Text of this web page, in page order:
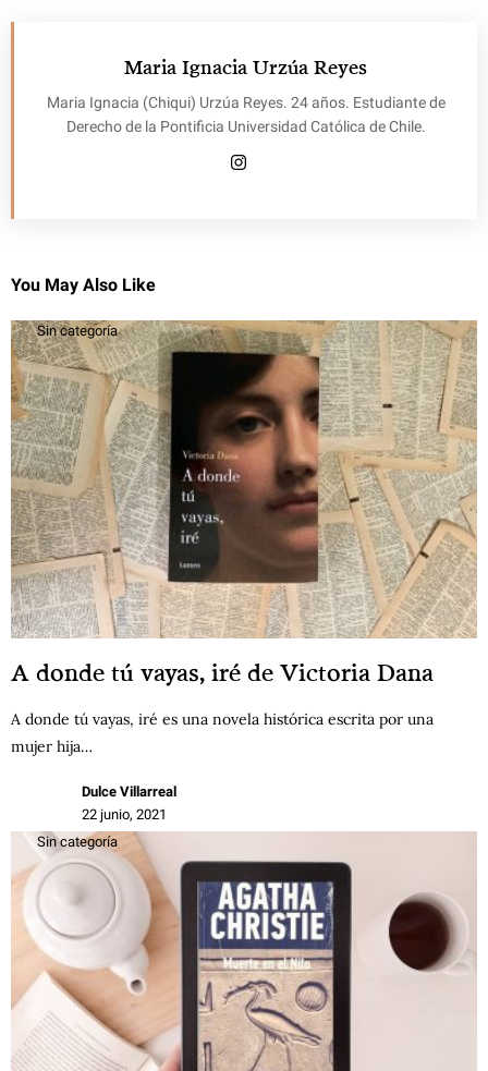
Maria Ignacia Urzúa Reyes
Maria Ignacia (Chiqui) Urzúa Reyes. 24 años. Estudiante de
Derecho de la Pontificia Universidad Católica de Chile.
You May Also Like
Sin categoría
A donde tú vayas, iré de Victoria Dana
A donde tú vayas, iré es una novela histórica escrita por una
mujer hija…
Dulce Villarreal
22 junio, 2021
Sin categoría